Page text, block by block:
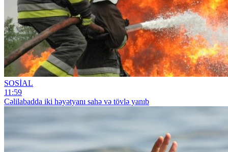
SOSİAL
11:59
Cəlilabadda iki həyətyanı sahə və tövlə yanıb